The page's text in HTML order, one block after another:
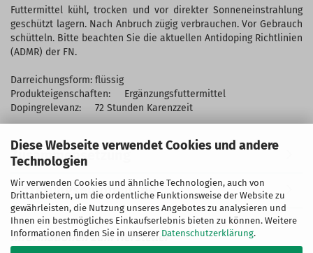
Diese Webseite verwendet Cookies und andere
Technologien
Wir verwenden Cookies und ähnliche Technologien, auch von
Drittanbietern, um die ordentliche Funktionsweise der Website zu
gewährleisten, die Nutzung unseres Angebotes zu analysieren und
Ihnen ein bestmögliches Einkaufserlebnis bieten zu können. Weitere
Informationen finden Sie in unserer Datenschutzerklärung.
Futtermittel kühl, trocken und vor direkter Sonneneinstrahlung
geschützt lagern. Nach Anbruch zügig verbrauchen. Vor Gebrauch
schütteln. Bitte beachten Sie die aktuellen Antidoping Richtlinien
(ADMR) der FN.
Darreichungsform: flüssig
Produkteigenschaften: Ergänzungsfuttermittel
Dopingrelevanz: 72 Stunden Karenzzeit
Zusammensetzung
Fütterungsempfehlung